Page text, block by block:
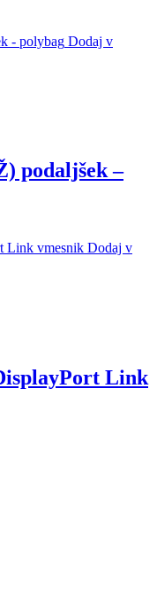
Dodaj v
podaljšek –
Dodaj v
Link